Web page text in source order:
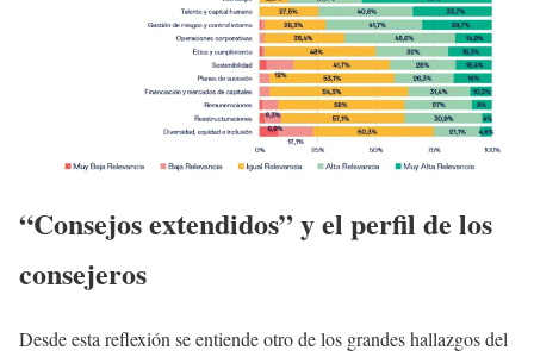
“Consejos extendidos” y el perfil de los
consejeros
Desde esta reflexión se entiende otro de los grandes hallazgos del